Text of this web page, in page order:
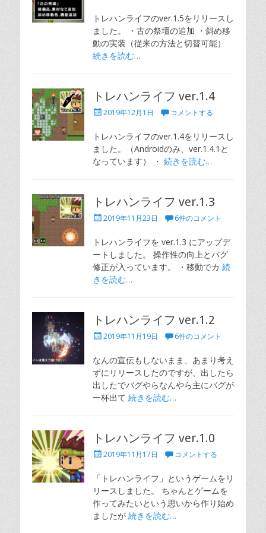
日トレハンライフのver.1.5をリリースし
ました。 ・古の祭壇の追加 ・斜め移
動の実装（従来の方法と切替可能）
続きを読む…
トレハンライフ ver.1.4
投
日
2019年12月1日 コメントする
トレハンライフのver.1.4をリリースし
ました。（Androidのみ、ver.1.4.1と
なっています） ・ 続きを読む…
トレハンライフ ver.1.3
投
日
2019年11月23日 6件のコメント
トレハンライフを ver.1.3 にアップデ
ートしました。 操作性の向上とバグ
修正が入っています。 ・移動でカ 続
きを読む…
トレハンライフ ver.1.2
投
日
2019年11月19日 6件のコメント
なんの宣伝もしないまま、あまり考え
ずにリリースしたのですが、出したら
出したでバグやらなんやら主にバグが
一杯出て 続きを読む…
トレハンライフ ver.1.0
投
日
2019年11月17日 コメントする
「トレハンライフ」というゲームをリ
リースしました。 ちゃんとゲームを
作ってみたいという思いから作り始め
ましたが 続きを読む…